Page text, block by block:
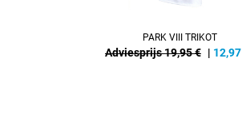
PARK VIII TRIKOT
Adviesprijs 19,95 € | 12,97